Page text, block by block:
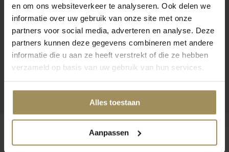
en om ons websiteverkeer te analyseren. Ook delen we
informatie over uw gebruik van onze site met onze
partners voor social media, adverteren en analyse. Deze
partners kunnen deze gegevens combineren met andere
informatie die u aan ze heeft verstrekt of die ze hebben
verzameld op basis van uw gebruik van hun services.
Alles toestaan
Aanpassen